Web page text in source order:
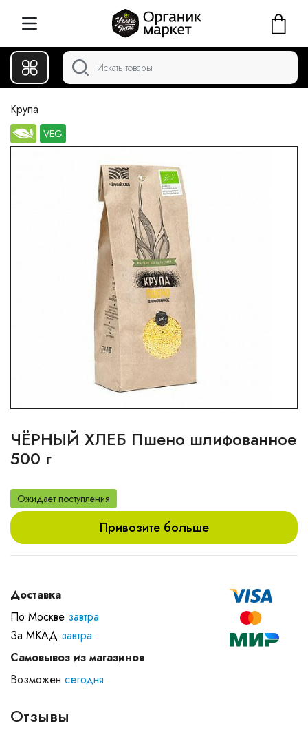
Крупа
VEG
ЧЁРНЫЙ ХЛЕБ Пшено шлифованное
500 г
Ожидает поступления
Привозите больше
Доставка
По Москве завтра
За МКАД завтра
Самовывоз из магазинов
Возможен сегодня
Отзывы